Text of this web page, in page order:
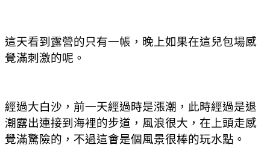
這天看到露營的只有一帳，晚上如果在這兒包場感
覺滿刺激的呢。
經過大白沙，前一天經過時是漲潮，此時經過是退
潮露出連接到海裡的步道，風浪很大，在上頭走感
覺滿驚險的，不過這會是個風景很棒的玩水點。